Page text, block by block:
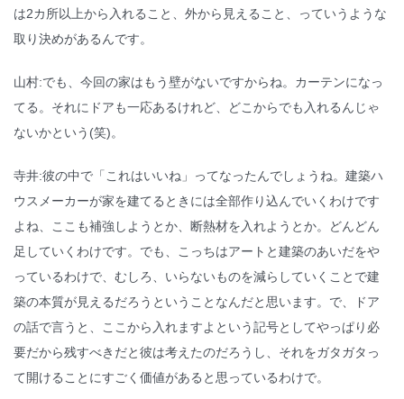
は2カ所以上から入れること、外から見えること、っていうような
取り決めがあるんです。
山村:でも、今回の家はもう壁がないですからね。カーテンになっ
てる。それにドアも一応あるけれど、どこからでも入れるんじゃ
ないかという(笑)。
寺井:彼の中で「これはいいね」ってなったんでしょうね。建築ハ
ウスメーカーが家を建てるときには全部作り込んでいくわけです
よね、ここも補強しようとか、断熱材を入れようとか。どんどん
足していくわけです。でも、こっちはアートと建築のあいだをや
っているわけで、むしろ、いらないものを減らしていくことで建
築の本質が見えるだろうということなんだと思います。で、ドア
の話で言うと、ここから入れますよという記号としてやっぱり必
要だから残すべきだと彼は考えたのだろうし、それをガタガタっ
て開けることにすごく価値があると思っているわけで。